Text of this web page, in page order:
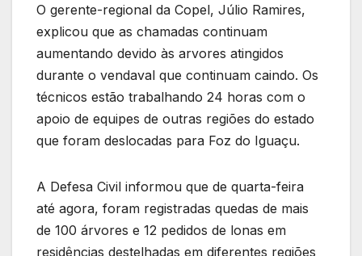
O gerente-regional da Copel, Júlio Ramires,
explicou que as chamadas continuam
aumentando devido às arvores atingidos
durante o vendaval que continuam caindo. Os
técnicos estão trabalhando 24 horas com o
apoio de equipes de outras regiões do estado
que foram deslocadas para Foz do Iguaçu.
A Defesa Civil informou que de quarta-feira
até agora, foram registradas quedas de mais
de 100 árvores e 12 pedidos de lonas em
residências destelhadas em diferentes regiões